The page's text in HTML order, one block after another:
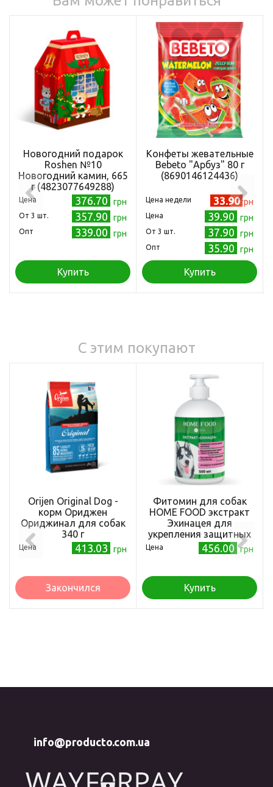
Новогодний подарок
Roshen №10
Новогодний камин, 665
г (4823077649288)
Цена 376.70 грн
Oт 3 шт. 357.90 грн
Опт 339.00 грн
Купить
Конфеты жевательные
Bebeto "Арбуз" 80 г
(8690146124436)
Цена недели 33.90грн
Цена 39.90 грн
Oт 3 шт. 37.90 грн
Опт 35.90 грн
Купить
С этим покупают
Orijen Original Dog -
корм Ориджен
Ориджинал для собак
340 г
Цена 413.03 грн
Закончился
Фитомин для собак
HOME FOOD экстракт
Эхинацея для
укрепления защитных
функций организма, 500
мл
Цена 456.00 грн
Купить
info@producto.com.ua